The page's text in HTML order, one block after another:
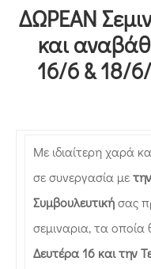
ΔΩΡΕΑΝ
και
16/6 & 18/
Με ιδιαίτερη χαρά
σε συνεργασία μετην
Συμβουλευτικήσας
σεμιναρια, τα
Δευτέρα 16 και την